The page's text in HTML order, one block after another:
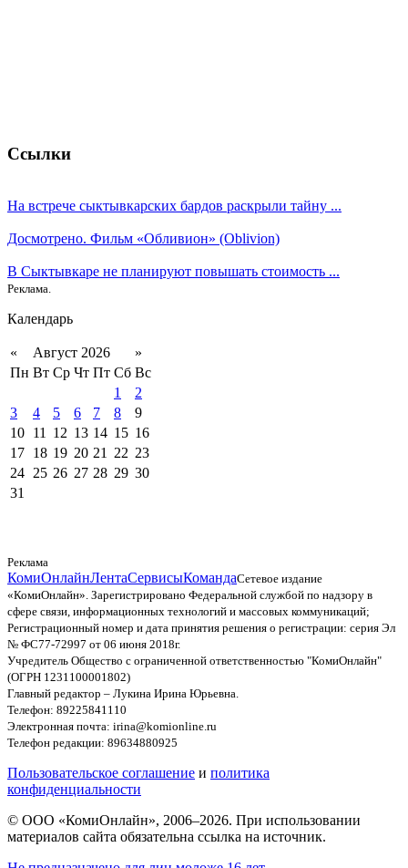
Ссылки
На встрече сыктывкарских бардов раскрыли тайну ...
Досмотрено. Фильм «Обливион» (Oblivion)
В Сыктывкаре не планируют повышать стоимость ...
Реклама.
Календарь
« Август 2026
»
Пн Вт Ср Чт Пт Сб Вс
1
2
3
4 5 6 7 8
9
10 11 12 13 14 15 16
17 18 19 20 21 22 23
24 25 26 27 28 29 30
31
Реклама
КомиОнлайнЛентаСервисыКомандаСетевое издание
«КомиОнлайн». Зарегистрировано Федеральной службой по надзору в
сфере связи, информационных технологий и массовых коммуникаций;
Регистрационный номер и дата принятия решения о регистрации: серия Эл
№ ФС77-72997 от 06 июня 2018г.
Учредитель Общество с ограниченной ответственностью "КомиОнлайн"
(ОГРН 1231100001802)
Главный редактор – Лукина Ирина Юрьевна.
Телефон: 89225841110
Электронная почта: irina@komionline.ru
Телефон редакции: 89634880925
Пользовательское соглашение и политика
конфиденциальности
© ООО «КомиОнлайн», 2006–2026. При использовании
материалов сайта обязательна ссылка на источник.